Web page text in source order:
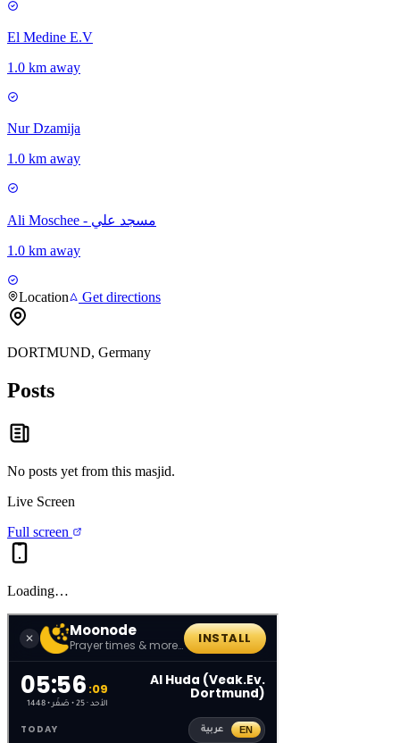
El Medine E.V
1.0 km away
Nur Dzamija
1.0 km away
Ali Moschee - مسجد علي
1.0 km away
Location Get directions
DORTMUND, Germany
Posts
No posts yet from this masjid.
Live Screen
Full screen
Loading…